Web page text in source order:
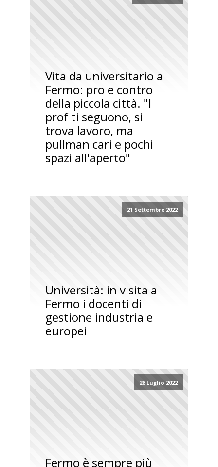
Vita da universitario a
Fermo: pro e contro
della piccola città. "I
prof ti seguono, si
trova lavoro, ma
pullman cari e pochi
spazi all'aperto"
21 Settembre 2022
Università: in visita a
Fermo i docenti di
gestione industriale
europei
28 Luglio 2022
Fermo è sempre più